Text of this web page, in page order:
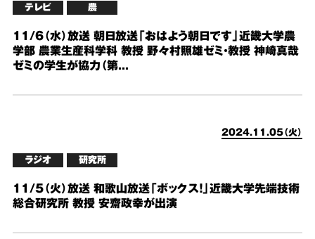
テレビ 農
11/6（水）放送 朝日放送「おはよう朝日です」近畿大学農
学部 農業生産科学科 教授 野々村照雄ゼミ・教授 神崎真哉
ゼミの学生が協力（第...
2024.11.05（火）
ラジオ 研究所
11/5（火）放送 和歌山放送「ボックス！」近畿大学先端技術
総合研究所 教授 安齋政幸が出演